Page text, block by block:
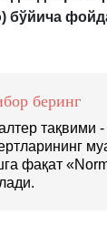
бўйича
беринг
фақат